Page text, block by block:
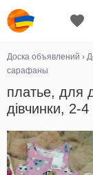
Доска объявлений ›
сарафаны
платье, для
дівчинки, 2-